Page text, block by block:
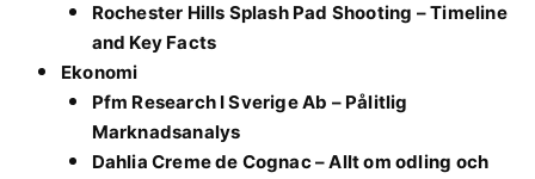
Rochester Hills Splash Pad Shooting – Timeline
and Key Facts
Ekonomi
Pfm Research I Sverige Ab – Pålitlig
Marknadsanalys
Dahlia Creme de Cognac – Allt om odling och